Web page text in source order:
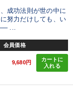
産業
成功法則が世の中に
努力だけしても、い
...
会員価格
9,680円
カートに
入れる